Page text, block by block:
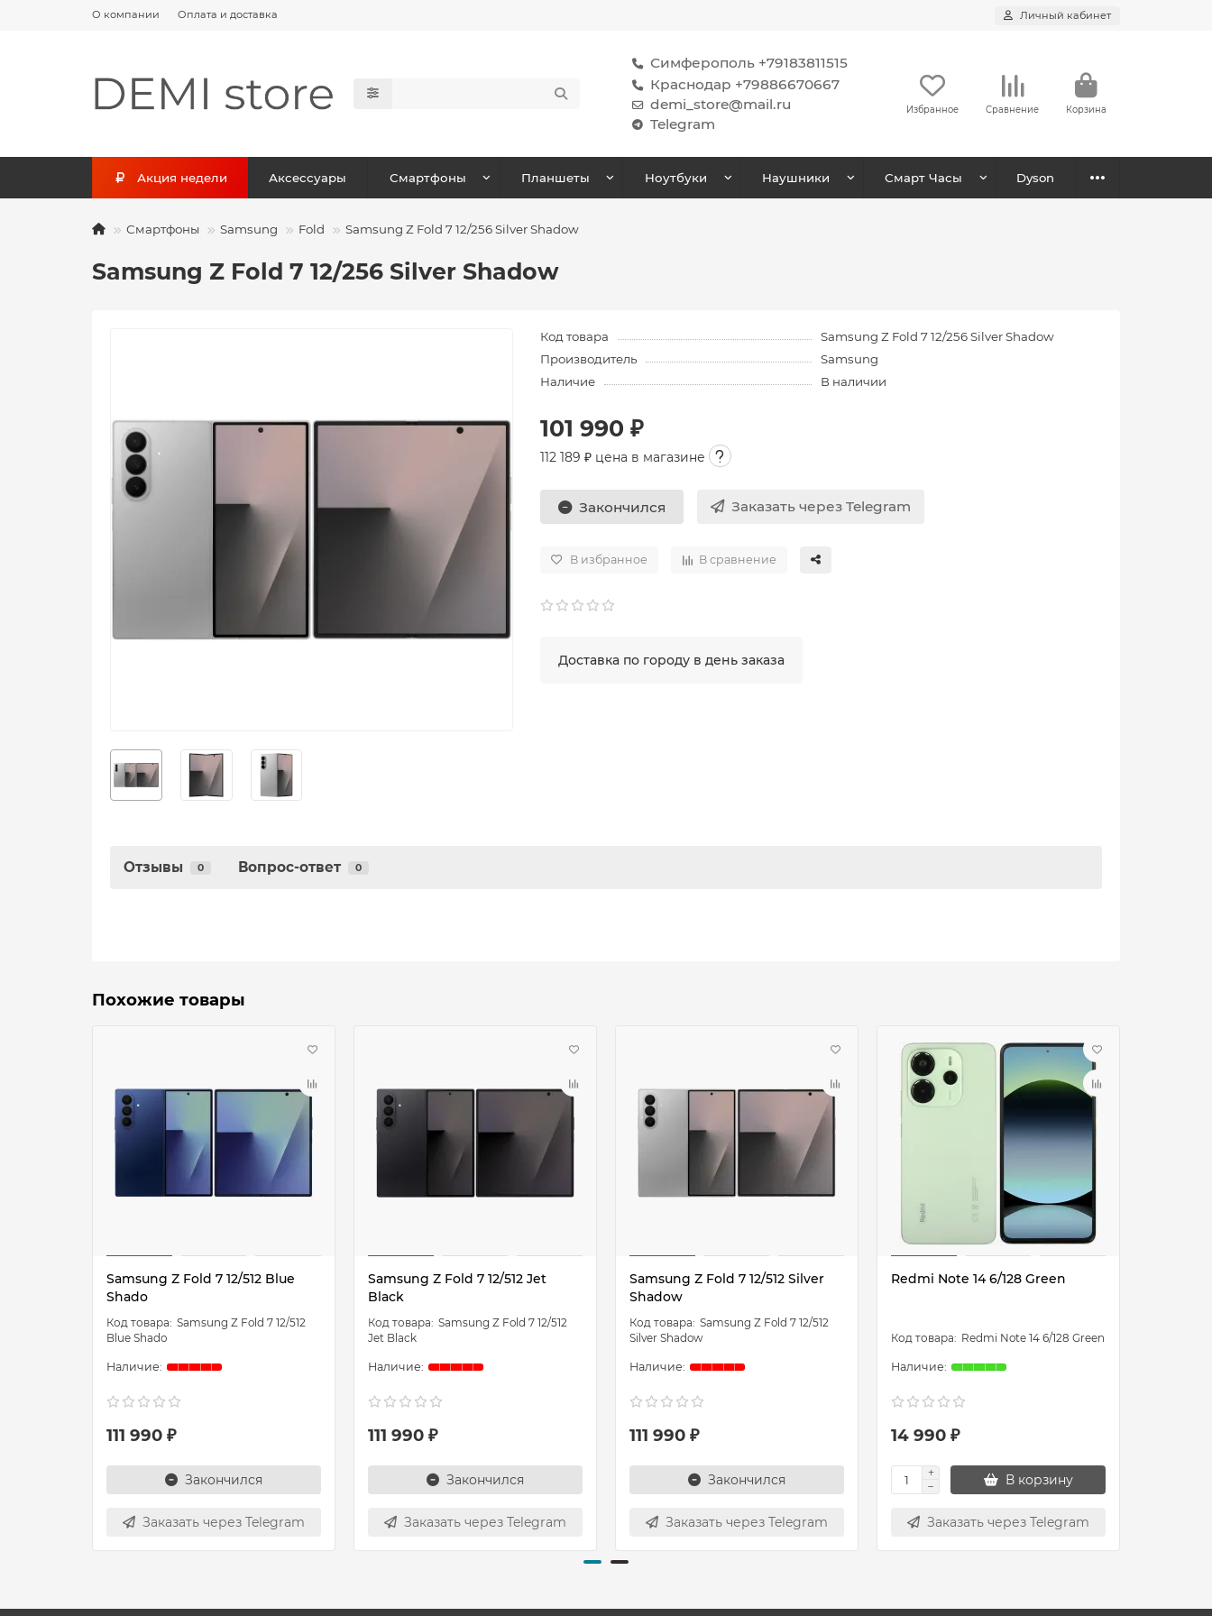
О компании Оплата и доставка Личный кабинет
Симферополь +79183811515
Краснодар +79886670667
demi_store@mail.ru
Telegram
Избранное Сравнение Корзина
Акция недели Аксессуары Смартфоны Планшеты Ноутбуки Наушники Смарт Часы Dyson
Смартфоны Samsung Fold Samsung Z Fold 7 12/256 Silver Shadow
Samsung Z Fold 7 12/256 Silver Shadow
Код товара
Samsung Z Fold 7 12/256 Silver Shadow
Производитель
Samsung
Наличие
В наличии
101 990 ₽
112 189 ₽ цена в магазине
Закончился Заказать через Telegram
В избранное В сравнение
Доставка по городу в день заказа
Отзывы 0 Вопрос-ответ 0
Похожие товары
Samsung Z Fold 7 12/512 Blue
Shado
Samsung Z Fold 7 12/512
Blue Shado
111 990 ₽
Закончился
Заказать через Telegram
Samsung Z Fold 7 12/512 Jet
Black
Samsung Z Fold 7 12/512
Jet Black
111 990 ₽
Закончился
Заказать через Telegram
Samsung Z Fold 7 12/512 Silver
Shadow
Samsung Z Fold 7 12/512
Silver Shadow
111 990 ₽
Закончился
Заказать через Telegram
Redmi Note 14 6/128 Green
Redmi Note 14 6/128 Green
14 990 ₽
В корзину
Заказать через Telegram